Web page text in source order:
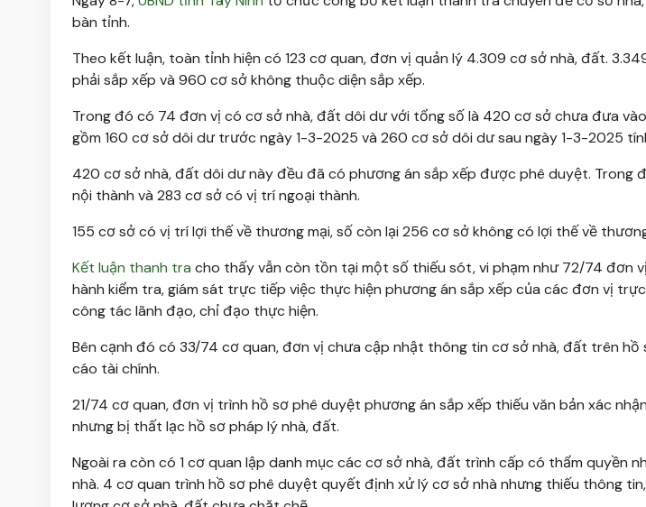
bàn tỉnh.
Theo kết luận, toàn tỉnh hiện có 123 cơ quan, đơn vị quản lý 4.309 cơ sở nhà, đất.
phải sắp xếp và 960 cơ sở không thuộc diện sắp xếp.
Trong đó có 74 đơn vị có cơ sở nhà, đất dôi dư với tổng số là 420 cơ sở chưa đưa
gồm 160 cơ sở dôi dư trước ngày 1-3-2025 và 260 cơ sở dôi dư sau ngày 1-3-2025
420 cơ sở nhà, đất dôi dư này đều đã có phương án sắp xếp được phê duyệt. Trong
nội thành và 283 cơ sở có vị trí ngoại thành.
155 cơ sở có vị trí lợi thế về thương mại, số còn lại 256 cơ sở không có lợi thế về
Kết luận thanh tra cho thấy vẫn còn tồn tại một số thiếu sót, vi phạm như 72/74 đơn
hành kiểm tra, giám sát trực tiếp việc thực hiện phương án sắp xếp của các đơn vị
công tác lãnh đạo, chỉ đạo thực hiện.
Bên cạnh đó có 33/74 cơ quan, đơn vị chưa cập nhật thông tin cơ sở nhà, đất trên hồ
cáo tài chính.
21/74 cơ quan, đơn vị trình hồ sơ phê duyệt phương án sắp xếp thiếu văn bản xác
nhưng bị thất lạc hồ sơ pháp lý nhà, đất.
Ngoài ra còn có 1 cơ quan lập danh mục các cơ sở nhà, đất trình cấp có thẩm quyền
nhà. 4 cơ quan trình hồ sơ phê duyệt quyết định xử lý cơ sở nhà nhưng thiếu thông